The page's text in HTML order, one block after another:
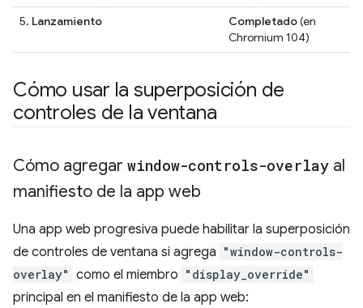
5. Lanzamiento Completado(en
Chromium 104)
Cómo usar la superposición de
controles de la ventana
Cómo agregar window-controls-overlay al
manifiesto de la app web
Una app web progresiva puede habilitar la superposición
de controles de ventana si agrega "window-controls-
overlay" como el miembro "display_override"
principal en el manifiesto de la app web: